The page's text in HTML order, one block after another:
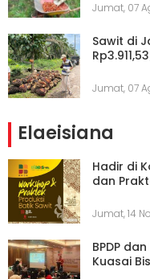
Jumat, 07
Sawit di
Jumat, 07
Elaeisiana
Hadir di
dan
Jumat, 14
BPDP
Kuasai